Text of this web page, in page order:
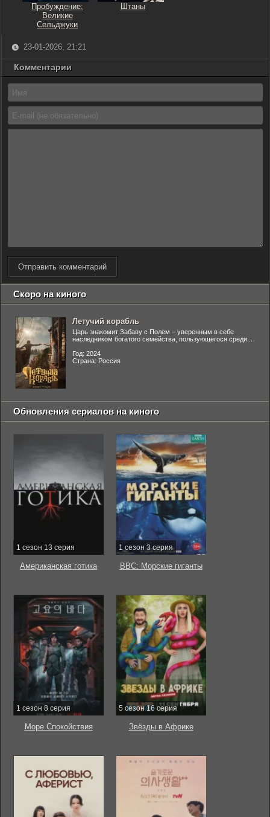
Пробуждение:
Великие
Сельджуки
Штаны
23-01-2026, 21:21
Комментарии
Отправить комментарий
Скоро на киного
Летучий корабль
Царь знакомит Забаву с Полем – уверенным в себе
наследником богатого семейства, пользующегося среди...
Год: 2024
Страна: Россия
Обновления сериалов на киного
1 сезон 13 серия
Американская готика
1 сезон 3 серия
BBC: Морские гиганты
1 сезон 8 серия
Море Спокойствия
5 сезон 16 серия
Звёзды в Африке